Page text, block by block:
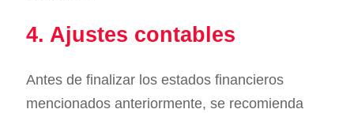
4. Ajustes contables
Antes de finalizar los estados financieros
mencionados anteriormente, se recomienda